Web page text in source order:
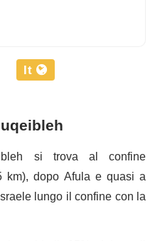
It
si trova al confine
km), dopo Afula e quasi a
lungo il confine con la